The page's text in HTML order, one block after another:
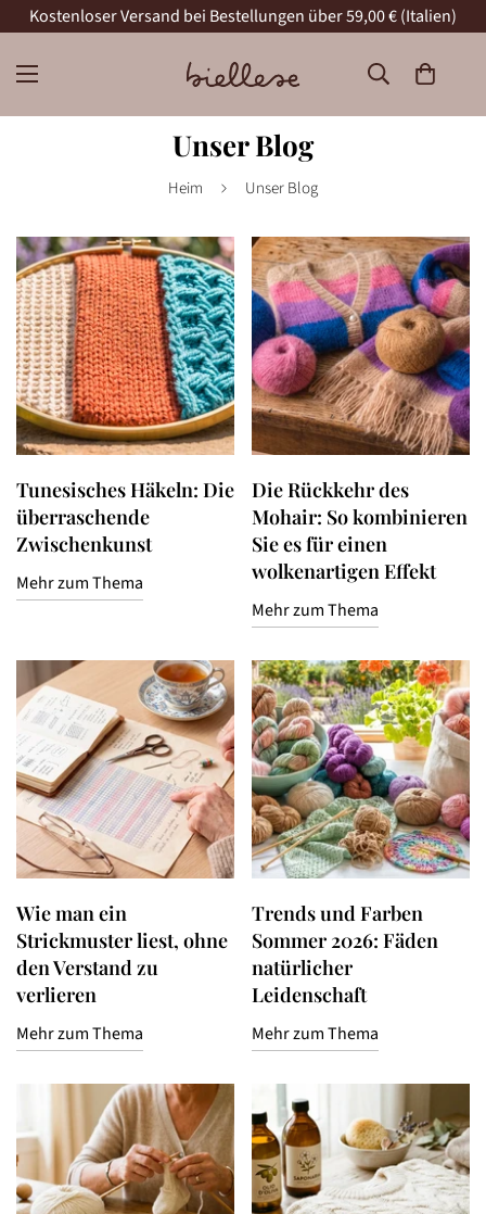
Kostenloser Versand bei Bestellungen über 59,00 € (Italien)
Unser Blog
Heim Unser Blog
Tunesisches Häkeln: Die
überraschende
Zwischenkunst
Mehr zum Thema
Die Rückkehr des
Mohair: So kombinieren
Sie es für einen
wolkenartigen Effekt
Mehr zum Thema
Wie man ein
Strickmuster liest, ohne
den Verstand zu
verlieren
Mehr zum Thema
Trends und Farben
Sommer 2026: Fäden
natürlicher
Leidenschaft
Mehr zum Thema